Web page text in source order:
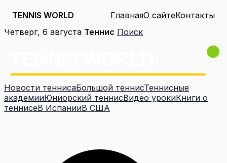
TENNIS WORLD ГлавнаяО сайтеКонтакты
Перейти
Четверг, 6 августа Теннис Поиск
Новости теннисаБольшой теннисТеннисные
академииЮниорский теннисВидео урокиКниги о
теннисеВ ИспанииВ США